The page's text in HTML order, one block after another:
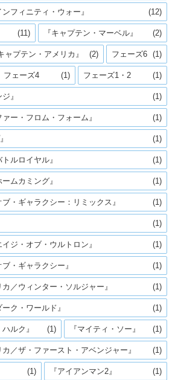
フィニティ・ウォー』 (12)
(11) 『キャプテン・マーベル』 (2)
ャプテン・アメリカ』 (2) フェーズ6 (1)
フェーズ4 (1) フェーズ1・2 (1)
』 (1)
ー・フロム・フォーム』 (1)
(1)
ルロイヤル』 (1)
ムカミング』 (1)
ブ・ギャラクシー：リミックス』 (1)
(1)
ジ・オブ・ウルトロン』 (1)
・ギャラクシー』 (1)
カ／ウィンター・ソルジャー』 (1)
ク・ワールド』 (1)
ルク』 (1) 『マイティ・ソー』 (1)
カ／ザ・ファースト・アベンジャー』 (1)
(1) 『アイアンマン2』 (1)